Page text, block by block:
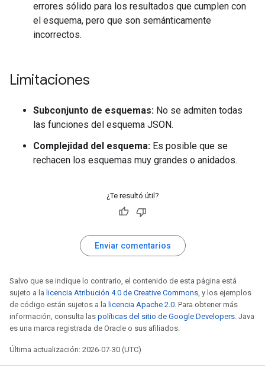
errores sólido para los resultados que cumplen con
el esquema, pero que son semánticamente
incorrectos.
Limitaciones
Subconjunto de esquemas: No se admiten todas
las funciones del esquema JSON.
Complejidad del esquema: Es posible que se
rechacen los esquemas muy grandes o anidados.
¿Te resultó útil?
Enviar comentarios
Salvo que se indique lo contrario, el contenido de esta página está
sujeto a la licencia Atribución 4.0 de Creative Commons, y los ejemplos
de código están sujetos a la licencia Apache 2.0. Para obtener más
información, consulta las políticas del sitio de Google Developers. Java
es una marca registrada de Oracle o sus afiliados.
Última actualización: 2026-07-30 (UTC)